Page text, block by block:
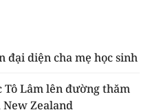
đại diện cha mẹ học sinh
Lâm lên đường thăm
Zealand